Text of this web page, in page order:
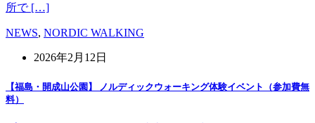
所で […]
NEWS, NORDIC WALKING
2026年2月12日
【福島・開成山公園】 ノルディックウォーキング体験イベント（参加費無
料）